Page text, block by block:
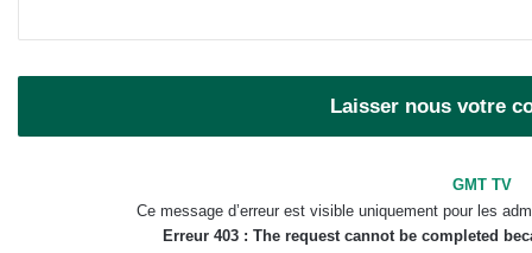
Laisser nous votre
GMT TV
Ce message d’erreur est visible uniquement pour les
Erreur 403 : The request cannot be completed